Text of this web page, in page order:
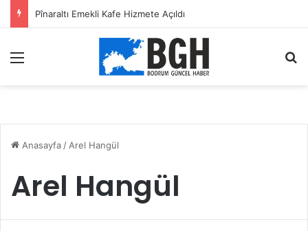
Pînaraltı Emekli Kafe Hizmete Açıldı
Anasayfa / Arel Hangül
Arel Hangül